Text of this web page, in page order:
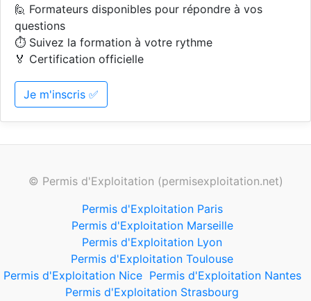
🙋 Formateurs disponibles pour répondre à vos
questions
⏱️ Suivez la formation à votre rythme
🏅 Certification officielle
Je m'inscris ✅
© Permis d'Exploitation (permisexploitation.net)
Permis d'Exploitation Paris
Permis d'Exploitation Marseille
Permis d'Exploitation Lyon
Permis d'Exploitation Toulouse
Permis d'Exploitation Nice Permis d'Exploitation Nantes
Permis d'Exploitation Strasbourg